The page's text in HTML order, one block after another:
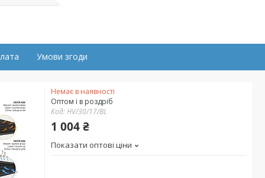
Умови згоди
Немає в наявності
Оптом і в роздріб
Код:HV/30/17/BL
1 004 ₴
Показати оптові ціни